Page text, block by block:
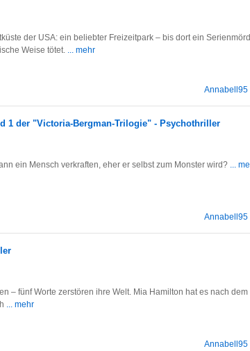
der USA: ein beliebter Freizeitpark – bis dort ein
Weise tötet. ... mehr
Annabell95
1 der "Victoria-Bergman-Trilogie" - Psychothriller
ein Mensch verkraften, eher er selbst zum Monster wird? ...
Annabell95
– fünf Worte zerstören ihre Welt. Mia Hamilton hat es nach
... mehr
Annabell95